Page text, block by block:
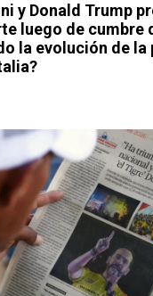
y Donald Trump
luego de cumbre
la evolución de la